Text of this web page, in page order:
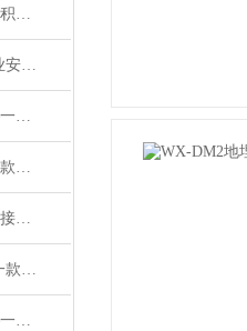
科技守护城市脉络：地埋式积水监测系统赋能内涝防控与智慧城市升级
地埋式积水探测器-一款专业安全的地埋式积水监测仪#2023已更新
专业的校园气象观测站——一款气象站显身手的建设校园自动气象站2024已更新
生态农田系统气象站——一款夸夸其谈的小气候农田监测仪器/直送2024
观测水位的常用设备——非接触式测量的监测水库水位系统#2024已更新
智慧农业环境监测气象站-一款龙马精神的数字农业气象站设备#2023已更新
水质监测预警系统设备——一款提升治理效能的浮标式水质在线监测系统